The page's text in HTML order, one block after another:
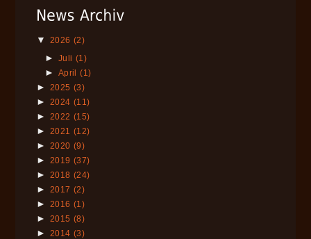
▼ 2026 (2)
► Juli (1)
► April(1)
► 2025 (3)
► 2024 (11)
► 2022 (15)
► 2021 (12)
► 2020 (9)
► 2019 (37)
► 2018 (24)
► 2017 (2)
► 2016 (1)
► 2015 (8)
► 2014 (3)